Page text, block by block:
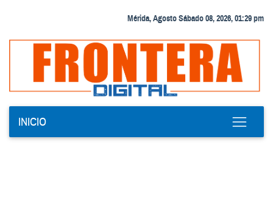
Mérida, Agosto Sábado 08, 2026, 01:29 pm
INICIO